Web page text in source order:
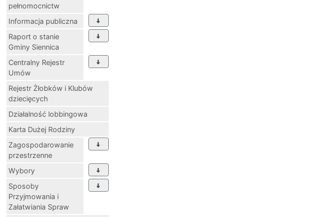
pełnomocnictw
Informacja publiczna
Raport o stanie
Gminy Siennica
Centralny Rejestr
Umów
Rejestr Żłobków i Klubów
dziecięcych
Działalność lobbingowa
Karta Dużej Rodziny
Zagospodarowanie
przestrzenne
Wybory
Sposoby
Przyjmowania i
Załatwiania Spraw